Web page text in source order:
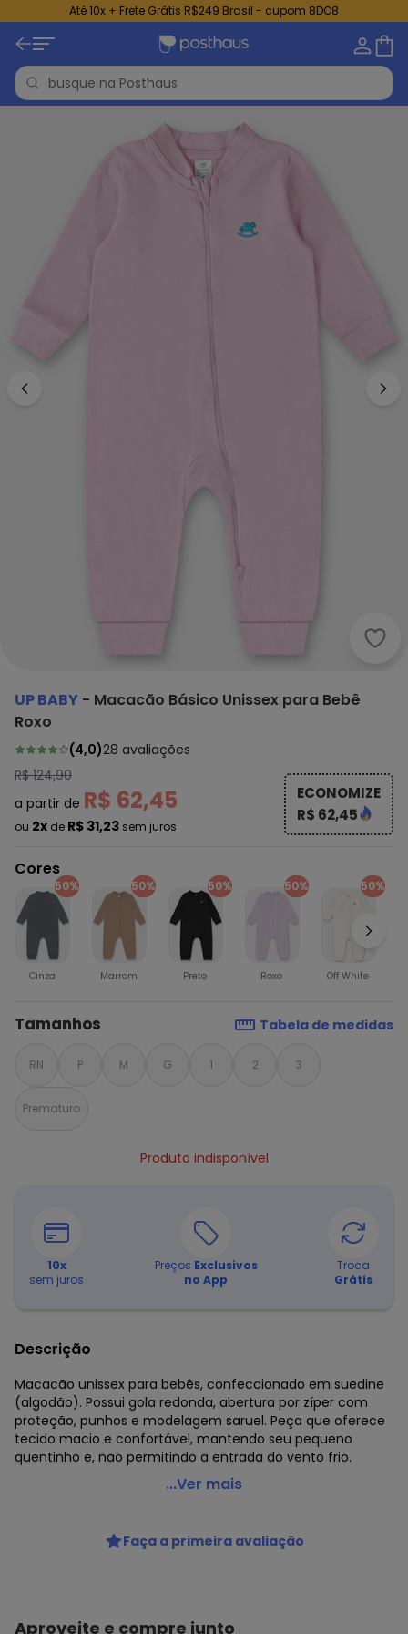
Até 10x + Frete Grátis R$249 Brasil - cupom 8DO8
Up
UP BABY - Macacão Básico Unissex para Bebê
Roxo
(4,0)28 avaliações
R$ 124,90
a partir de R$ 62,45
ou 2x de R$ 31,23 sem juros
ECONOMIZE
R$ 62,45
Cores
50%
Cinza
50%
Marrom
50%
Preto
50%
Roxo
50%
Off White
Tamanhos Tabela de medidas
RN P M G 1 2 3
Prematuro
Produto indisponível
10x
sem juros
Preços Exclusivos
no App
Troca
Grátis
Descrição
Macacão unissex para bebês, confeccionado em suedine
(algodão). Possui gola redonda, abertura por zíper com
proteção, punhos e modelagem saruel. Peça que oferece
tecido macio e confortável, mantendo seu pequeno
quentinho e, não permitindo a entrada do vento frio.
Up Baby - Macacão Básico Unissex para Bebê Roxo
Modelagem: Justa
Comprimento da manga: Longa
Decote frente: V
...Ver mais
Faça a primeira avaliação
Aproveite e compre junto